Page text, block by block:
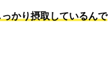
かり摂取しているんで